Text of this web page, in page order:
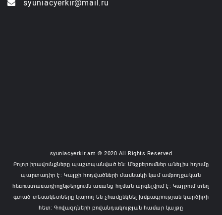
syuniacyerkir@mail.ru
syuniacyerkir.am © 2020 All Rights Reserved
Բոլոր իրավունքները պաշտպանված են: Մեջբերումներ անելիս հղումը
պարտադիր է: Կայքի հոդվածների մասնակի կամ ամբողջական
հեռուստառադիոընթերցումն առանց հղման արգելվում է: Կայքում տեղ
գտած տեսակետները կարող են չհամընկնել խմբագրության կարծիքի
հետ: Գովազդների բովանդակության համար կայքը